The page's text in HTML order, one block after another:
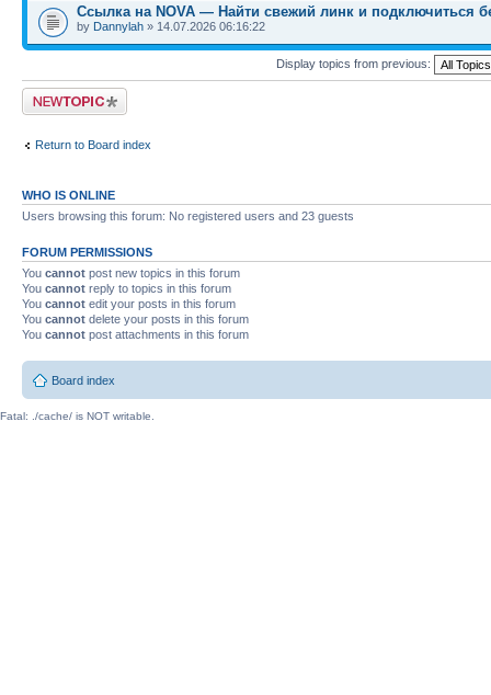
Ссылка на NOVA — Найти свежий линк и подключиться
by Dannylah » 14.07.2026 06:16:22
Display topics from previous:
Post a new topic
Return to Board index
WHO IS ONLINE
Users browsing this forum: No registered users and 23 guests
FORUM PERMISSIONS
You cannot post new topics in this forum
You cannot reply to topics in this forum
You cannot edit your posts in this forum
You cannot delete your posts in this forum
You cannot post attachments in this forum
Board index
Fatal: ./cache/ is NOT writable.